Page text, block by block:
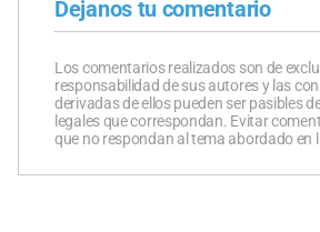
Dejanos tu comentario
Los comentarios realizados son de
responsabilidad de sus autores y las
derivadas de ellos pueden ser pasibles
legales que correspondan. Evitar
que no respondan al tema abordado en